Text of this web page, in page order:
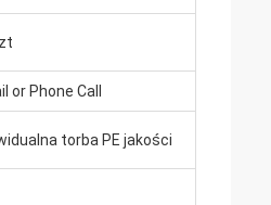
or Phone Call
torba PE jakości